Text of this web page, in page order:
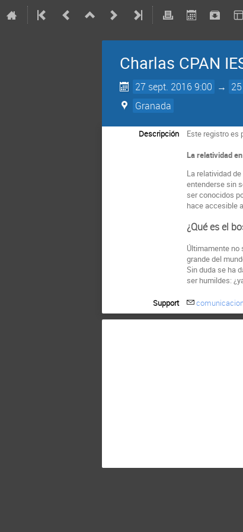
Charlas CPAN
27 sept. 2016 9:00 →
Granada
Descripción
Este registro es
La relatividad
La relatividad
entenderse sin
ser conocidos
hace accesible
¿Qué es el
Últimamente no
grande del
Sin duda se ha
ser humildes:
Support